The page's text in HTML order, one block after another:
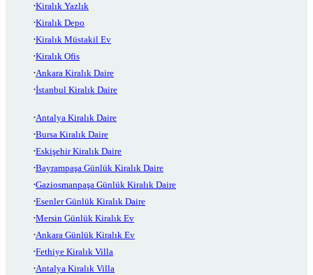
Kiralık Yazlık
Kiralık Depo
Kiralık Müstakil Ev
Kiralık Ofis
Ankara Kiralık Daire
İstanbul Kiralık Daire
Antalya Kiralık Daire
Bursa Kiralık Daire
Eskişehir Kiralık Daire
Bayrampaşa Günlük Kiralık Daire
Gaziosmanpaşa Günlük Kiralık Daire
Esenler Günlük Kiralık Daire
Mersin Günlük Kiralık Ev
Ankara Günlük Kiralık Ev
Fethiye Kiralık Villa
Antalya Kiralık Villa